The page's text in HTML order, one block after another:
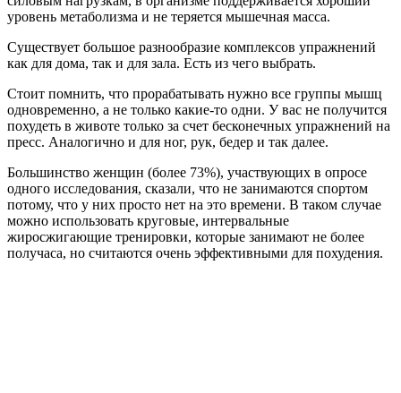
уровень метаболизма и не теряется мышечная масса.
Существует большое разнообразие комплексов упражнений
как для дома, так и для зала. Есть из чего выбрать.
Стоит помнить, что прорабатывать нужно все группы мышц
одновременно, а не только какие-то одни. У вас не получится
похудеть в животе только за счет бесконечных упражнений на
пресс. Аналогично и для ног, рук, бедер и так далее.
Большинство женщин (более 73%), участвующих в опросе
одного исследования, сказали, что не занимаются спортом
потому, что у них просто нет на это времени. В таком случае
можно использовать круговые, интервальные
жиросжигающие тренировки, которые занимают не более
получаса, но считаются очень эффективными для похудения.